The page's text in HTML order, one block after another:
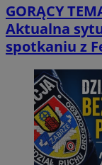
GORĄCY
Aktualna
spotkaniu z